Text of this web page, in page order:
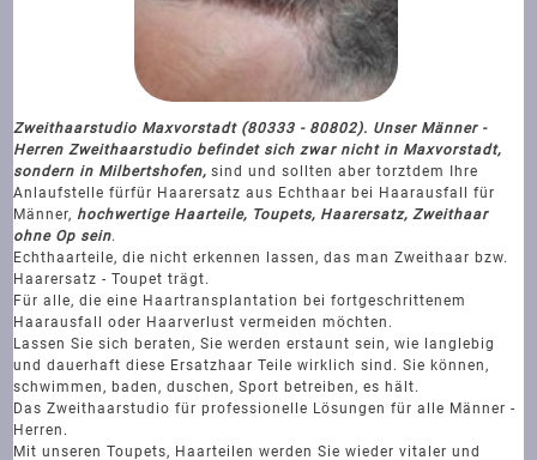
Zweithaarstudio Maxvorstadt (80333 - 80802). Unser Männer -
Herren Zweithaarstudio befindet sich zwar nicht in Maxvorstadt,
sondern in Milbertshofen, sind und sollten aber torztdem Ihre
Anlaufstelle fürfür Haarersatz aus Echthaar bei Haarausfall für
Männer, hochwertige Haarteile, Toupets, Haarersatz, Zweithaar
ohne Op sein.
Echthaarteile, die nicht erkennen lassen, das man Zweithaar bzw.
Haarersatz - Toupet trägt.
Für alle, die eine Haartransplantation bei fortgeschrittenem
Haarausfall oder Haarverlust vermeiden möchten.
Lassen Sie sich beraten, Sie werden erstaunt sein, wie langlebig
und dauerhaft diese Ersatzhaar Teile wirklich sind. Sie können,
schwimmen, baden, duschen, Sport betreiben, es hält.
Das Zweithaarstudio für professionelle Lösungen für alle Männer -
Herren.
Mit unseren Toupets, Haarteilen werden Sie wieder vitaler und